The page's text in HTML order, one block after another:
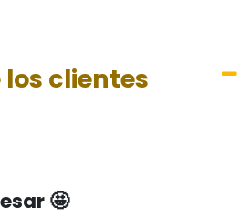
los clientes
🤩